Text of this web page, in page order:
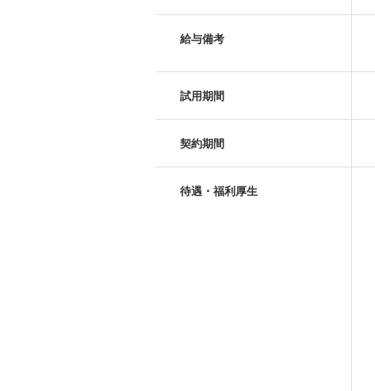
給与備考
試用期間
契約期間
待遇・福利厚生